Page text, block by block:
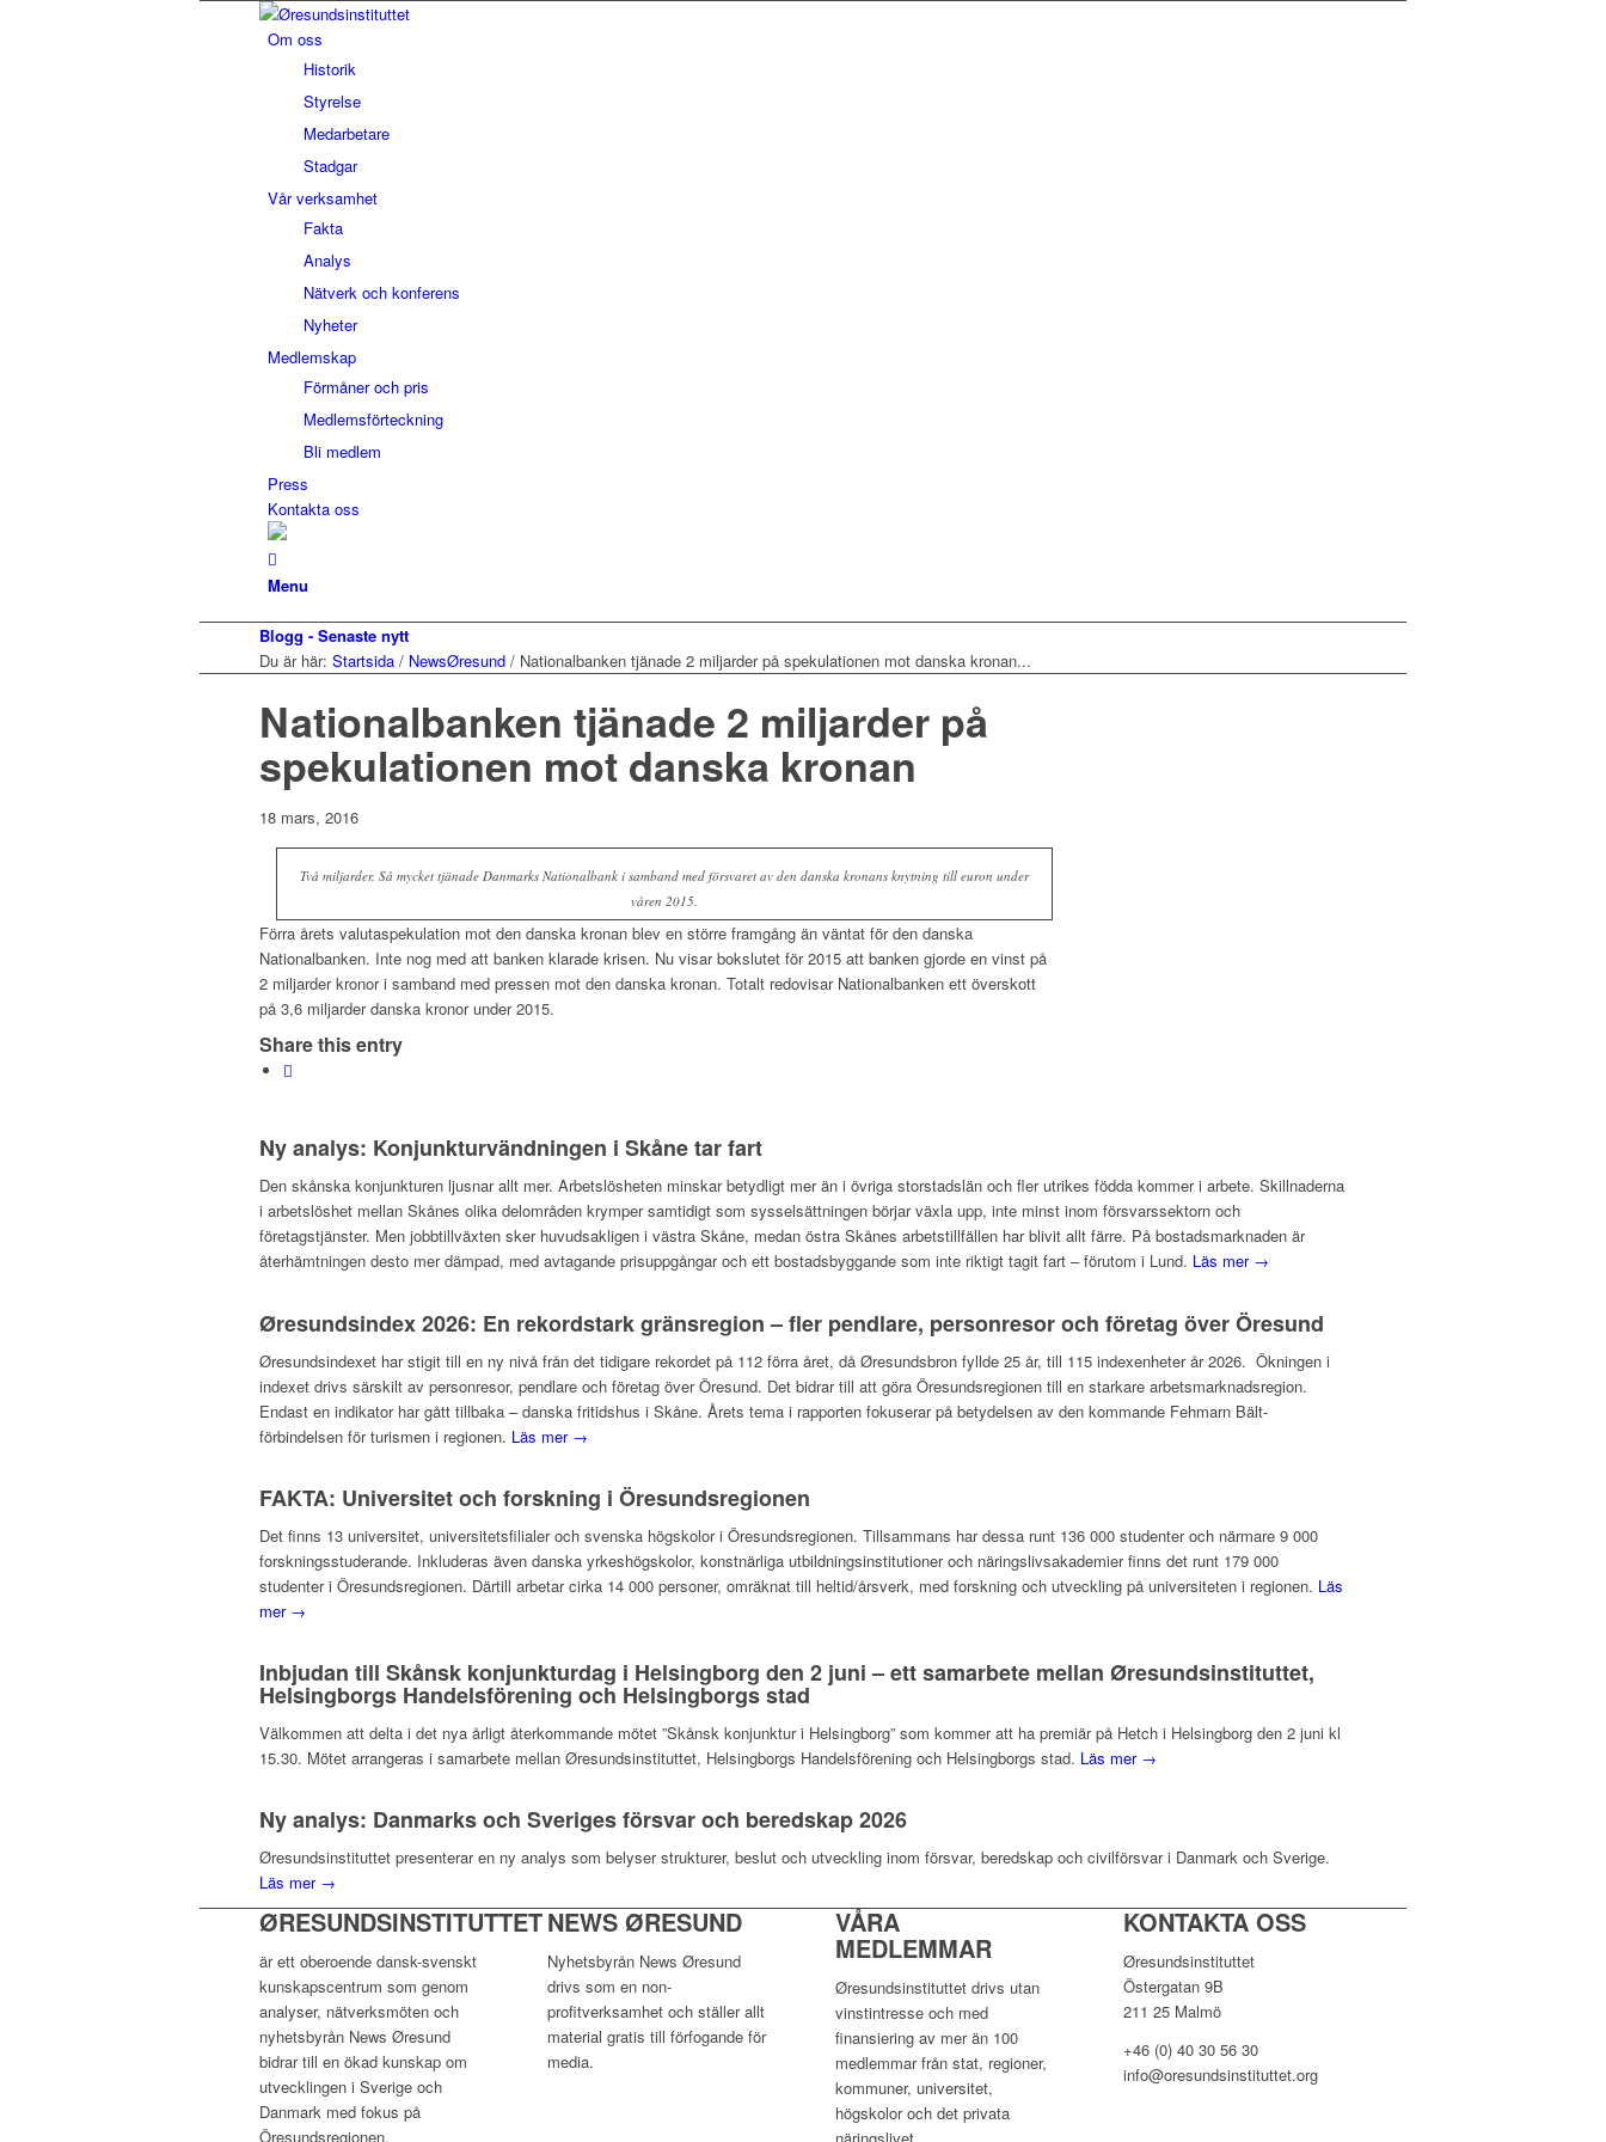
Om oss
Historik
Styrelse
Medarbetare
Stadgar
Vår verksamhet
Fakta
Analys
Nätverk och konferens
Nyheter
Medlemskap
Förmåner och pris
Medlemsförteckning
Bli medlem
Press
Kontakta oss
Menu
Blogg - Senaste nytt
Du är här: Startsida / NewsØresund / Nationalbanken tjänade 2 miljarder på spekulationen mot danska kronan...
Nationalbanken tjänade 2 miljarder på
spekulationen mot danska kronan
18 mars, 2016
Två miljarder. Så mycket tjänade Danmarks Nationalbank i samband med försvaret av den danska kronans knytning till euron under
våren 2015.
Förra årets valutaspekulation mot den danska kronan blev en större framgång än väntat för den danska
Nationalbanken. Inte nog med att banken klarade krisen. Nu visar bokslutet för 2015 att banken gjorde en vinst på
2 miljarder kronor i samband med pressen mot den danska kronan. Totalt redovisar Nationalbanken ett överskott
på 3,6 miljarder danska kronor under 2015.
Share this entry
Ny analys: Konjunkturvändningen i Skåne tar fart
Den skånska konjunkturen ljusnar allt mer. Arbetslösheten minskar betydligt mer än i övriga storstadslän och fler utrikes födda kommer i arbete. Skillnaderna
i arbetslöshet mellan Skånes olika delområden krymper samtidigt som sysselsättningen börjar växla upp, inte minst inom försvarssektorn och
företagstjänster. Men jobbtillväxten sker huvudsakligen i västra Skåne, medan östra Skånes arbetstillfällen har blivit allt färre. På bostadsmarknaden är
återhämtningen desto mer dämpad, med avtagande prisuppgångar och ett bostadsbyggande som inte riktigt tagit fart – förutom i Lund. Läs mer →
Øresundsindex 2026: En rekordstark gränsregion – fler pendlare, personresor och företag över Öresund
Øresundsindexet har stigit till en ny nivå från det tidigare rekordet på 112 förra året, då Øresundsbron fyllde 25 år, till 115 indexenheter år 2026. Ökningen i
indexet drivs särskilt av personresor, pendlare och företag över Öresund. Det bidrar till att göra Öresundsregionen till en starkare arbetsmarknadsregion.
Endast en indikator har gått tillbaka – danska fritidshus i Skåne. Årets tema i rapporten fokuserar på betydelsen av den kommande Fehmarn Bält-
förbindelsen för turismen i regionen. Läs mer →
FAKTA: Universitet och forskning i Öresundsregionen
Det finns 13 universitet, universitetsfilialer och svenska högskolor i Öresundsregionen. Tillsammans har dessa runt 136 000 studenter och närmare 9 000
forskningsstuderande. Inkluderas även danska yrkeshögskolor, konstnärliga utbildningsinstitutioner och näringslivsakademier finns det runt 179 000
studenter i Öresundsregionen. Därtill arbetar cirka 14 000 personer, omräknat till heltid/årsverk, med forskning och utveckling på universiteten i regionen. Läs
mer →
Inbjudan till Skånsk konjunkturdag i Helsingborg den 2 juni – ett samarbete mellan Øresundsinstituttet,
Helsingborgs Handelsförening och Helsingborgs stad
Välkommen att delta i det nya årligt återkommande mötet ”Skånsk konjunktur i Helsingborg” som kommer att ha premiär på Hetch i Helsingborg den 2 juni kl
15.30. Mötet arrangeras i samarbete mellan Øresundsinstituttet, Helsingborgs Handelsförening och Helsingborgs stad. Läs mer →
Ny analys: Danmarks och Sveriges försvar och beredskap 2026
Øresundsinstituttet presenterar en ny analys som belyser strukturer, beslut och utveckling inom försvar, beredskap och civilförsvar i Danmark och Sverige.
Läs mer →
ØRESUNDSINSTITUTTET
är ett oberoende dansk-svenskt
kunskapscentrum som genom
analyser, nätverksmöten och
nyhetsbyrån News Øresund
bidrar till en ökad kunskap om
utvecklingen i Sverige och
Danmark med fokus på
Öresundsregionen.
NEWS ØRESUND
Nyhetsbyrån News Øresund
drivs som en non-
profitverksamhet och ställer allt
material gratis till förfogande för
media.
VÅRA
MEDLEMMAR
Øresundsinstituttet drivs utan
vinst­intresse och med
finansiering av mer än 100
medlemmar från stat, regioner,
kommuner, universitet,
högskolor och det privata
KONTAKTA OSS
Øresundsinstituttet
Östergatan 9B
211 25 Malmö
+46 (0) 40 30 56 30
info@oresundsinstituttet.org